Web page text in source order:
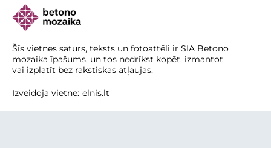
Šīs vietnes saturs, teksts un fotoattēli ir SIA Betono
mozaika īpašums, un tos nedrīkst kopēt, izmantot
vai izplatīt bez rakstiskas atļaujas.
Izveidoja vietne: elnis.lt